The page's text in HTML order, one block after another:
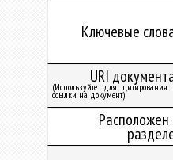
Ключевые
URI
(Используйте для цитирования
ссылки на документ)
Расположен